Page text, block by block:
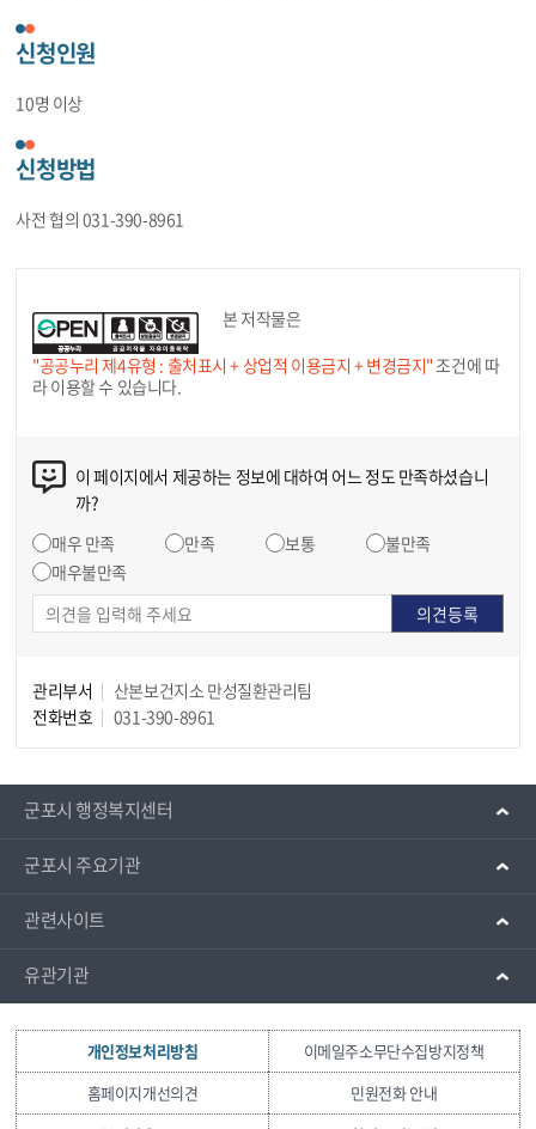
신청인원
10명 이상
신청방법
사전 협의 031-390-8961
본 저작물은
"공공누리 제4유형 : 출처표시 + 상업적 이용금지 + 변경금지"조건에 따
라 이용할 수 있습니다.
이 페이지에서 제공하는 정보에 대하여 어느 정도 만족하셨습니
까?
매우 만족
만족 보통
불만족
매우불만족
관리부서
산본보건지소 만성질환관리팀
전화번호
031-390-8961
군포시 행정복지센터
군포시 주요기관
관련사이트
유관기관
개인정보처리방침
이메일주소무단수집방지정책
홈페이지개선의견
민원전화 안내